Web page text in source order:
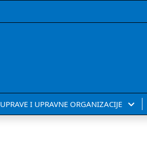
UPRAVE I UPRAVNE ORGANIZACIJE